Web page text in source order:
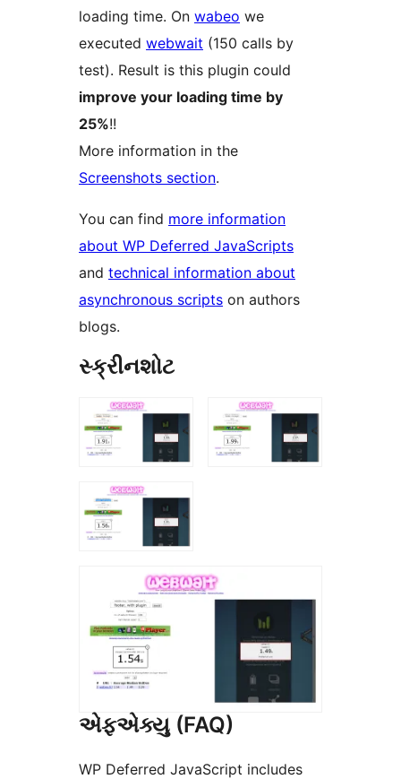
loading time. On wabeo we
executed webwait (150 calls by
test). Result is this plugin could
improve your loading time by
25%!!
More information in the
Screenshots section.
You can find more information
about WP Deferred JavaScripts
and technical information about
asynchronous scripts on authors
blogs.
સ્ક્રીનશોટ
એફએક્યુ (FAQ)
WP Deferred JavaScript includes